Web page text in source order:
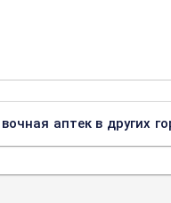
аптек в других